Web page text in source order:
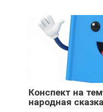
Конспект на
народная